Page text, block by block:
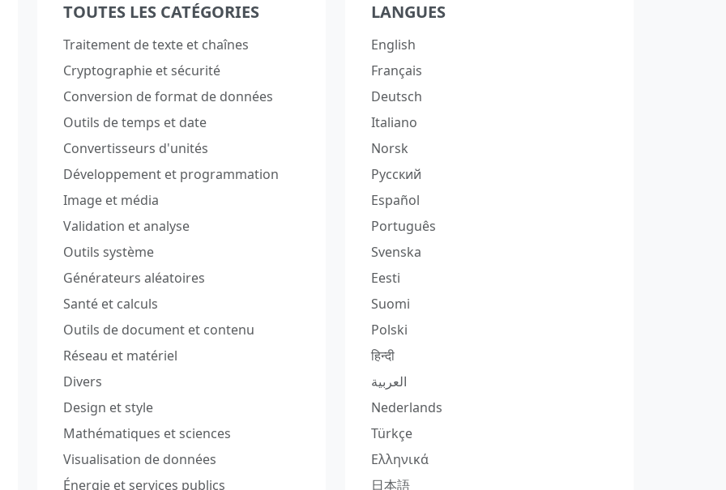
TOUTES LES CATÉGORIES
Traitement de texte et chaînes
Cryptographie et sécurité
Conversion de format de données
Outils de temps et date
Convertisseurs d'unités
Développement et programmation
Image et média
Validation et analyse
Outils système
Générateurs aléatoires
Santé et calculs
Outils de document et contenu
Réseau et matériel
Divers
Design et style
Mathématiques et sciences
Visualisation de données
Énergie et services publics
LANGUES
English
Français
Deutsch
Italiano
Norsk
Русский
Español
Português
Svenska
Eesti
Suomi
Polski
हिन्दी
العربية
Nederlands
Türkçe
Ελληνικά
日本語